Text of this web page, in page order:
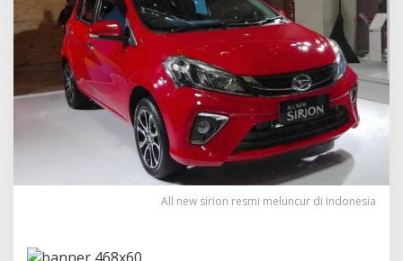
a
i
e
n
j
u
a
l
a
n
All new sirion resmi meluncur di indonesia